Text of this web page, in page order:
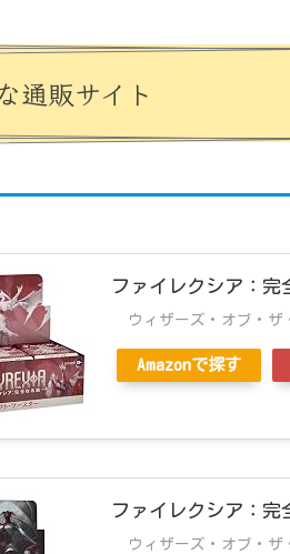
通販サイト
ファイレクシア：完
ウィザーズ・オブ・
Amazonで探す
ファイレクシア：完
ウィザーズ・オブ・